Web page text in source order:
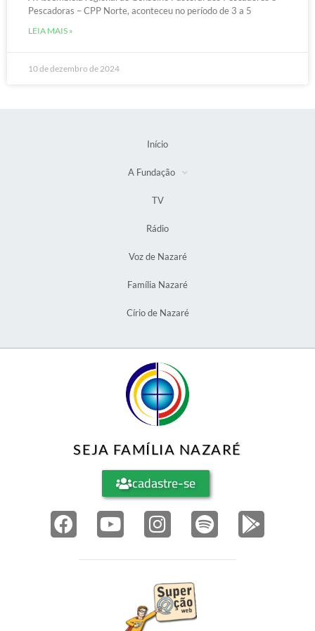
Pescadoras – CPP Norte, aconteceu no período de 3 a 5
LEIA MAIS »
10 de dezembro de 2024
Início
A Fundação
TV
Rádio
Voz de Nazaré
Família Nazaré
Círio de Nazaré
SEJA FAMÍLIA NAZARÉ
cadastre-se